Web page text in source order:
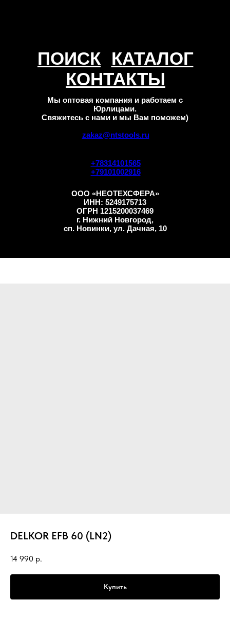
КОНТАКТЫ
ПОИСК
+78314101565
+79101002916
zakaz@ntstools.ru
КАТАЛОГ
ООО «НЕОТЕХСФЕРА»
ИНН: 5249175713
ОГРН 1215200037469
г. Нижний Новгород,
сп. Новинки, ул. Дачная, 10
Мы оптовая компания и работаем с
Юрлицами.
Свяжитесь с нами и мы Вам поможем)
DELKOR EFB 60 (LN2)
14 990 р.
Купить